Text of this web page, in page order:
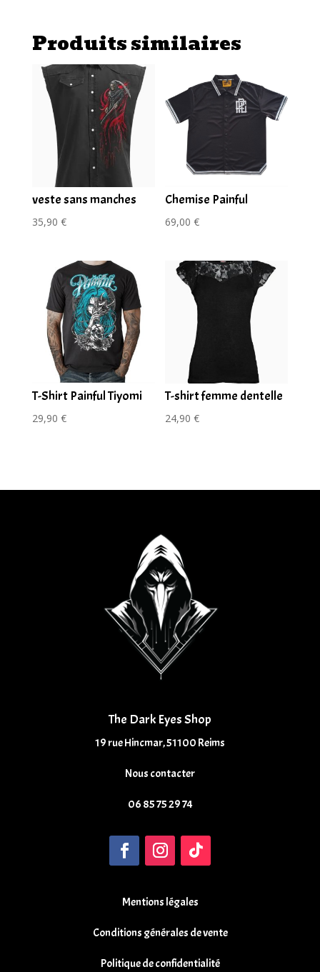
Produits similaires
veste sans manches
35,90 €
Chemise Painful
69,00€
T-Shirt Painful Tiyomi
29,90 €
T-shirt femme dentelle
24,90€
The Dark Eyes Shop
19 rue Hincmar, 51100 Reims
Nous contacter
06 85 75 29 74
Mentions légales
Conditions générales de vente
Politique de confidentialité